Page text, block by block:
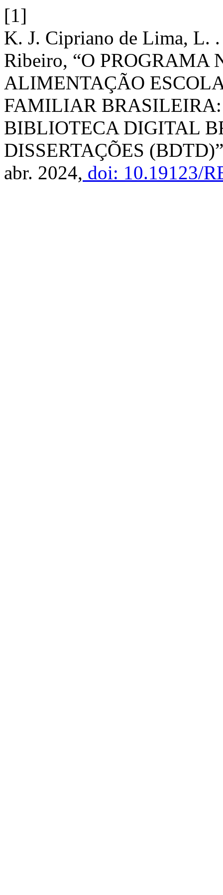
[1]
K. J. Cipriano de Lima, L. .
Ribeiro, “O PROGRAMA
ALIMENTAÇÃO
FAMILIAR
BIBLIOTECA DIGITAL
DISSERTAÇÕES
abr. 2024, doi: 10.19123/